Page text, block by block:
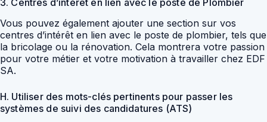
Vous pouvez également ajouter une section sur vos
centres d’intérêt en lien avec le poste de plombier, tels que
la bricolage ou la rénovation. Cela montrera votre passion
pour votre métier et votre motivation à travailler chez EDF
SA.
H. Utiliser des mots-clés pertinents pour passer les
systèmes de suivi des candidatures (ATS)